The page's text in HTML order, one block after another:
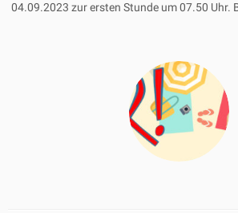
04.09.2023 zur ersten Stunde um 07.50 Uhr.